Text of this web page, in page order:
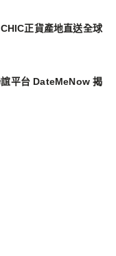
正貨產地直送全球
平台 DateMeNow 揭